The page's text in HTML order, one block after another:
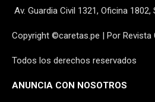
Av. Guardia Civil 1321, Oficina
Copyright ©caretas.pe | Por Revista
Todos los derechos reservados
ANUNCIA CON NOSOTROS